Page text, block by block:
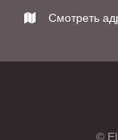
Смотреть
©